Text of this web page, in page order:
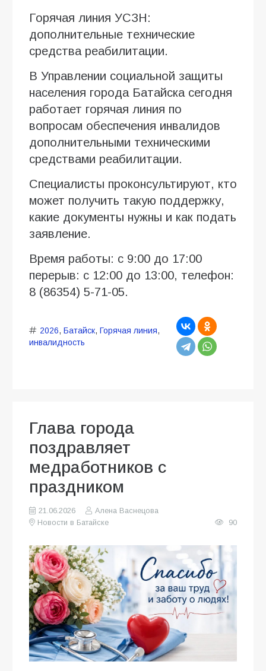
Горячая линия УСЗН:
дополнительные технические
средства реабилитации.
В Управлении социальной защиты
населения города Батайска сегодня
работает горячая линия по
вопросам обеспечения инвалидов
дополнительными техническими
средствами реабилитации.
Специалисты проконсультируют, кто
может получить такую поддержку,
какие документы нужны и как подать
заявление.
Время работы: с 9:00 до 17:00
перерыв: с 12:00 до 13:00, телефон:
8 (86354) 5-71-05.
2026, Батайск, Горячая линия,
инвалидность
Глава города
поздравляет
медработников с
праздником
21.06.2026
Алена Васнецова
Новости в Батайске
90